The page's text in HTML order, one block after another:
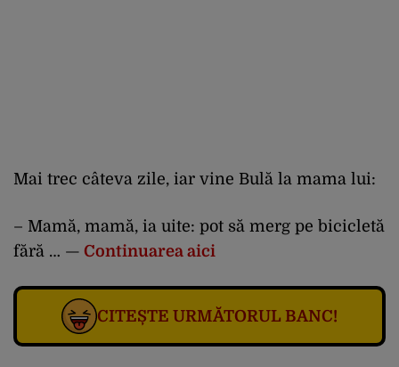
Mai trec câteva zile, iar vine Bulă la mama lui:
– Mamă, mamă, ia uite: pot să merg pe bicicletă
fără … — Continuarea aici
CITEȘTE URMĂTORUL BANC!